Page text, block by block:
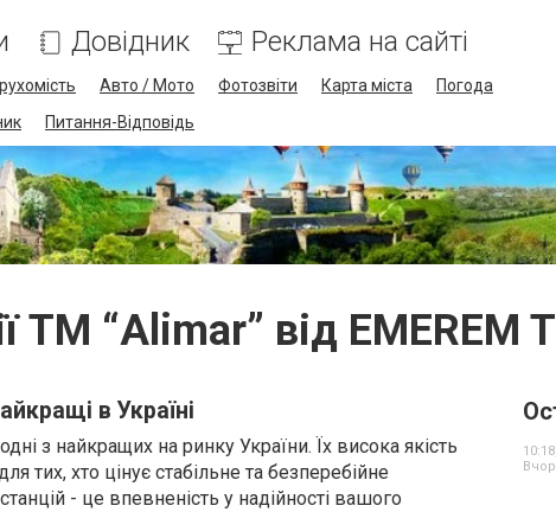
Довідник Реклама на сайті
Авто / Мото Фотозвіти Карта міста
Погода
Питання-Відповідь
ТМ “Alimar” від EMEREM
в Україні
з найкращих на ринку України. Їх висока якість
тих, хто цінує стабільне та безперебійне
- це впевненість у надійності вашого
10:18,